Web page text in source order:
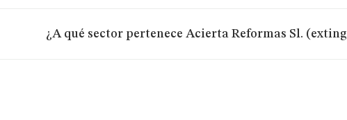
¿A qué sector pertenece Acierta Reformas Sl.